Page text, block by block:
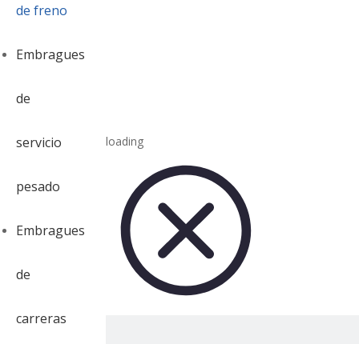
de freno
Embragues
de
servicio
pesado
Embragues
de
carreras
loading